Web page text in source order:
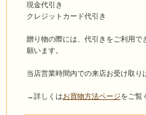
現金代引き
クレジットカード代引き
贈り物の際には、代引きをご利用で
願います。
当店営業時間内での来店お受け取り
→詳しくはお買物方法ページをご覧